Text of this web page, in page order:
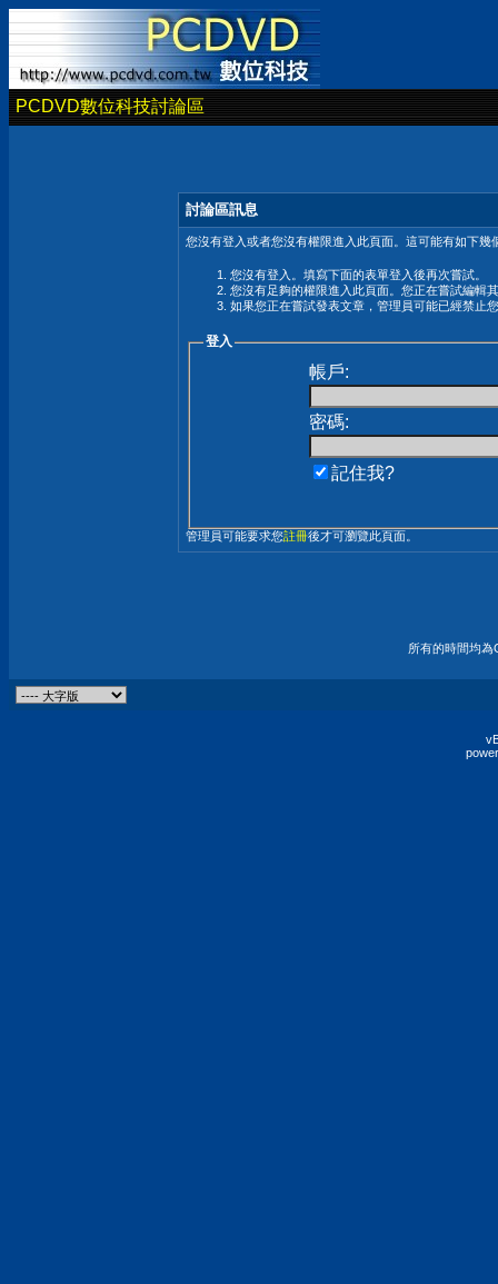
PCDVD數位科技討論區
討論區訊息
您沒有登入或者您沒有權限進入此頁面。這可能有如下幾
您沒有登入。填寫下面的表單登入後再次嘗試。
您沒有足夠的權限進入此頁面。您正在嘗試編輯
如果您正在嘗試發表文章，管理員可能已經禁止
登入
帳戶:
密碼:
記住我?
管理員可能要求您註冊後才可瀏覽此頁面。
所有的時間均為